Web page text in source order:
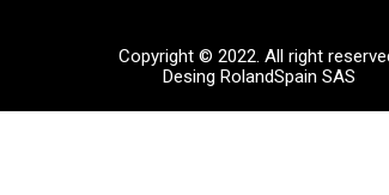
Copyright © 2022. All right
Desing RolandSpain SAS